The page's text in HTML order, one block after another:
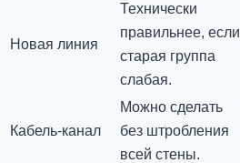
Новая линия
Технически
правильнее, если
старая группа
слабая.
Кабель-канал
Можно сделать
без штробления
всей стены.